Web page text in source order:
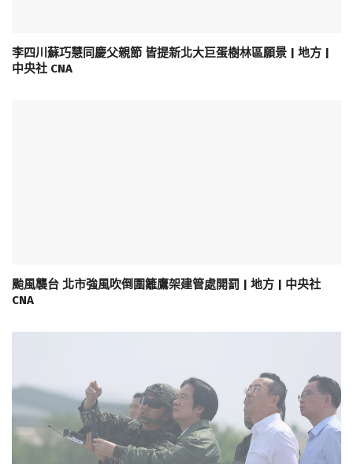
李四川蘇巧慧同慶父親節 皆提新北大巨蛋樹林區願景 | 地方 |
中央社 CNA
颱風襲台 北市強風吹倒圍籬鷹架建管處開罰 | 地方 | 中央社
CNA